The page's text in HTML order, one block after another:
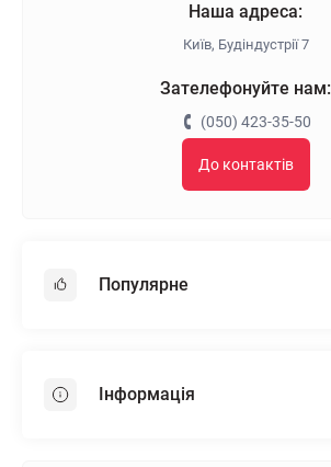
Наша адреса:
Київ, Будіндустрії 7
Зателефонуйте нам:
(050) 423-35-50
До контактів
Популярне
Пінопласт
Інформація